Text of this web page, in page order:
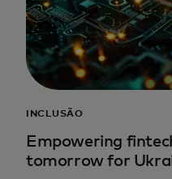
INCLUSÃO
Empowering
tomorrow for